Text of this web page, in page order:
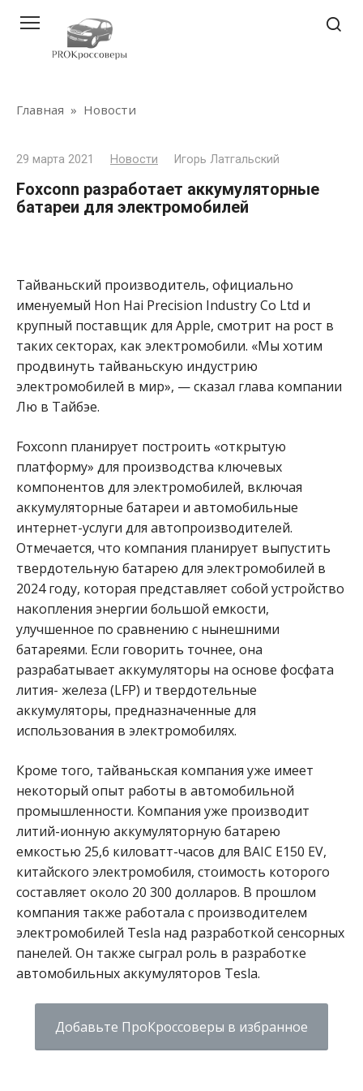
контенту
Главная » Новости
29 марта 2021 Новости Игорь Латгальский
Foxconn разработает аккумуляторные
батареи для электромобилей
Тайваньский производитель, официально
именуемый Hon Hai Precision Industry Co Ltd и
крупный поставщик для Apple, смотрит на рост в
таких секторах, как электромобили. «Мы хотим
продвинуть тайваньскую индустрию
электромобилей в мир», — сказал глава компании
Лю в Тайбэе.
Foxconn планирует построить «открытую
платформу» для производства ключевых
компонентов для электромобилей, включая
аккумуляторные батареи и автомобильные
интернет-услуги для автопроизводителей.
Отмечается, что компания планирует выпустить
твердотельную батарею для электромобилей в
2024 году, которая представляет собой устройство
накопления энергии большой емкости,
улучшенное по сравнению с нынешними
батареями. Если говорить точнее, она
разрабатывает аккумуляторы на основе фосфата
лития- железа (LFP) и твердотельные
аккумуляторы, предназначенные для
использования в электромобилях.
Кроме того, тайваньская компания уже имеет
некоторый опыт работы в автомобильной
промышленности. Компания уже производит
литий-ионную аккумуляторную батарею
емкостью 25,6 киловатт-часов для BAIC E150 EV,
китайского электромобиля, стоимость которого
составляет около 20 300 долларов. В прошлом
компания также работала с производителем
электромобилей Tesla над разработкой сенсорных
панелей. Он также сыграл роль в разработке
автомобильных аккумуляторов Tesla.
Добавьте ПроКроссоверы в избранное